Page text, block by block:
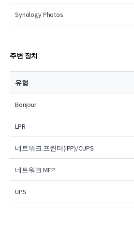
Synology Photos
주변 장치
유형
Bonjour
LPR
네트워크 프린터(IPP)/CUPS
네트워크 MFP
UPS